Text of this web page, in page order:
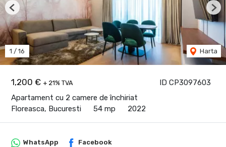
ID CP3097603
1,200 € + 21% TVA
Apartament cu 2 camere de închiriat
Floreasca, Bucuresti
54 mp 2022
1 / 16 Harta
Previous
WhatsApp Facebook